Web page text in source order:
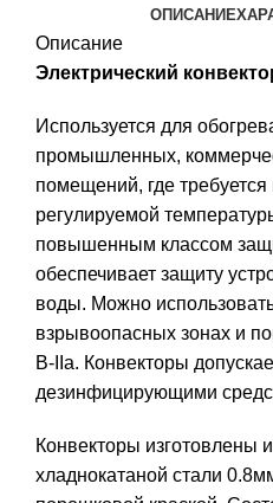
ОПИСАНИЕ
Описание
Электрический
Используется для
промышленных,
помещений, где требуется
регулируемой
повышенным классом
обеспечивает защиту
воды. Можно
взрывоопасных зонах и
B-IIа. Конвекторы
дезинфицирующими
Конвекторы изготовлены
хладнокатаной стали